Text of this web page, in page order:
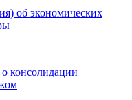
об экономических
консолидации